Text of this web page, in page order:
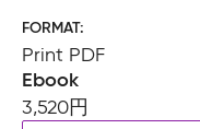
FORMAT
Print PDF
Ebook
3,520円